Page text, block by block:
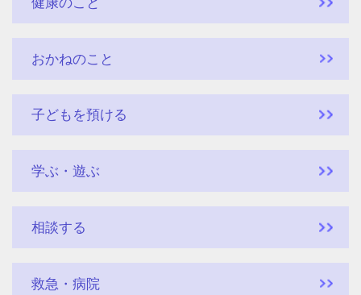
おかねのこと
子どもを預ける
学ぶ・遊ぶ
相談する
救急・病院